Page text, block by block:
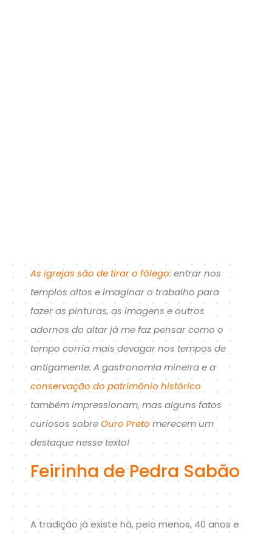
As igrejas são de tirar o fôlego: entrar nos
templos altos e imaginar o trabalho para
fazer as pinturas, as imagens e outros
adornos do altar já me faz pensar como o
tempo corria mais devagar nos tempos de
antigamente. A gastronomia mineira e a
conservação do patrimônio histórico
também impressionam, mas alguns fatos
curiosos sobreOuro Preto merecem um
destaque nesse texto!
Feirinha de Pedra Sabão
A tradição já existe há, pelo menos, 40 anos e